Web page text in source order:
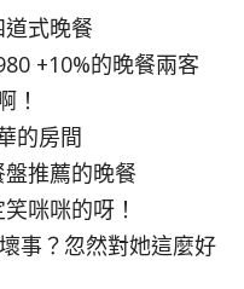
式晚餐
+10%的晚餐兩客
！
的房間
推薦的晚餐
咪咪的呀！
事？忽然對她這麼好